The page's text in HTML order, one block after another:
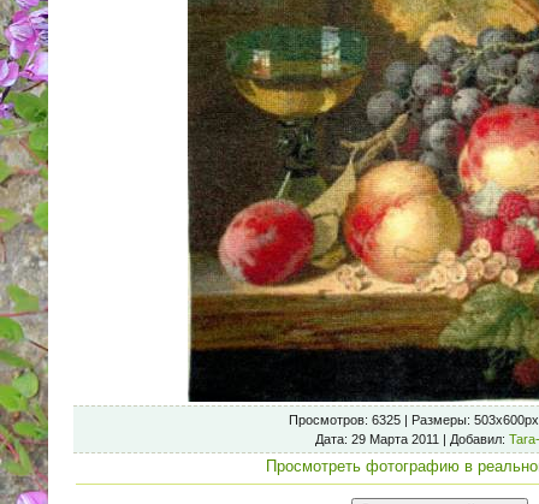
Просмотров: 6325 | Размеры:
Дата: 29 Марта 2011 | Добавил:
Просмотреть фотографию в